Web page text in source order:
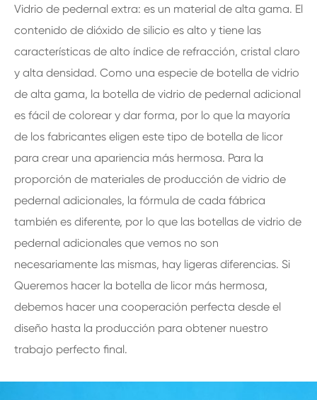
Vidrio de pedernal extra: es un material de alta gama. El
contenido de dióxido de silicio es alto y tiene las
características de alto índice de refracción, cristal claro
y alta densidad. Como una especie de botella de vidrio
de alta gama, la botella de vidrio de pedernal adicional
es fácil de colorear y dar forma, por lo que la mayoría
de los fabricantes eligen este tipo de botella de licor
para crear una apariencia más hermosa. Para la
proporción de materiales de producción de vidrio de
pedernal adicionales, la fórmula de cada fábrica
también es diferente, por lo que las botellas de vidrio de
pedernal adicionales que vemos no son
necesariamente las mismas, hay ligeras diferencias. Si
Queremos hacer la botella de licor más hermosa,
debemos hacer una cooperación perfecta desde el
diseño hasta la producción para obtener nuestro
trabajo perfecto final.